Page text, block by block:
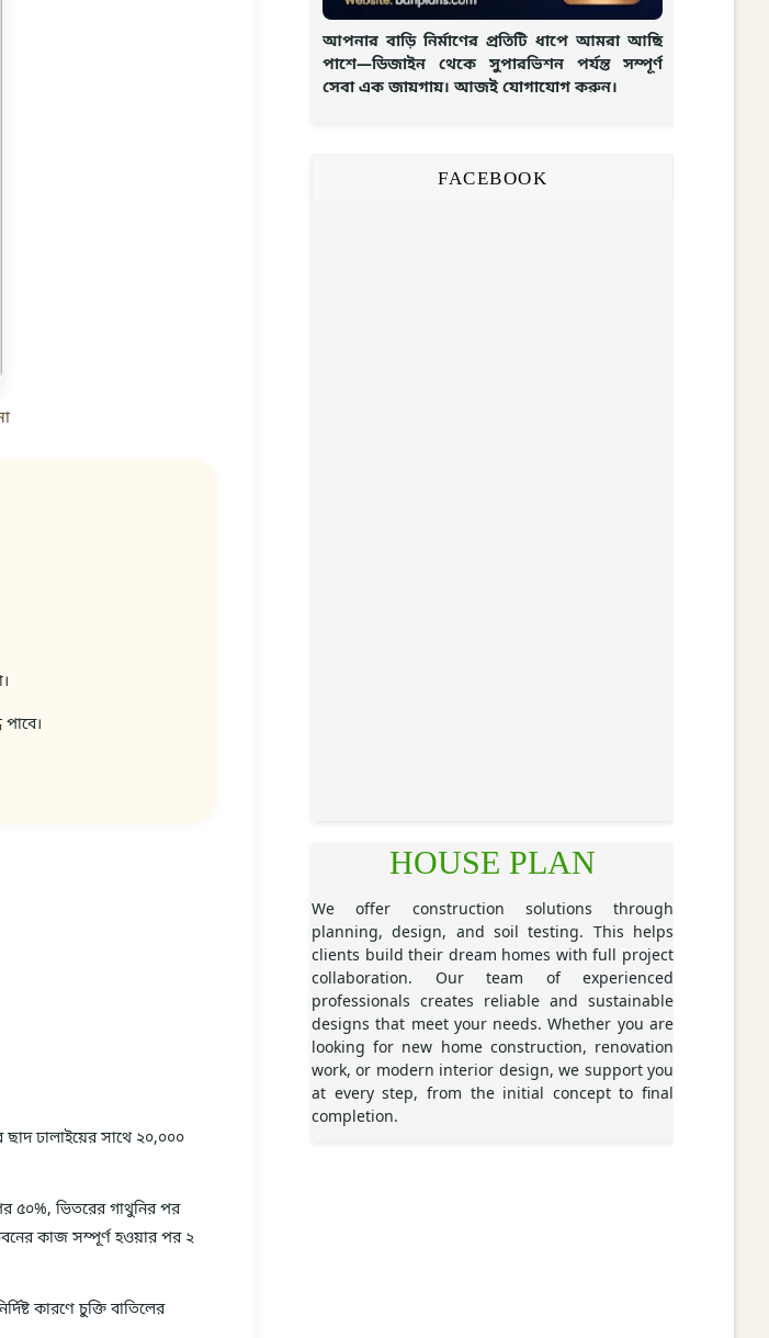
ছাদ ঢালাইয়ের সাথে ২০,০০০
৫০%, ভিতরের গাথুনির পর
কাজ সম্পূর্ণ হওয়ার পর ২
কারণে চুক্তি বাতিলের
আপনার বাড়ি নির্মাণের প্রতিটি ধাপে আমরা আছি
পাশে—ডিজাইন থেকে সুপারভিশন পর্যন্ত সম্পূর্ণ
সেবা এক জায়গায়। আজই যোগাযোগ করুন।
FACEBOOK
HOUSE PLAN
We offer construction solutions through
planning, design, and soil testing. This helps
clients build their dream homes with full project
collaboration. Our team of experienced
professionals creates reliable and sustainable
designs that meet your needs. Whether you are
looking for new home construction, renovation
work, or modern interior design, we support you
at every step, from the initial concept to final
completion.